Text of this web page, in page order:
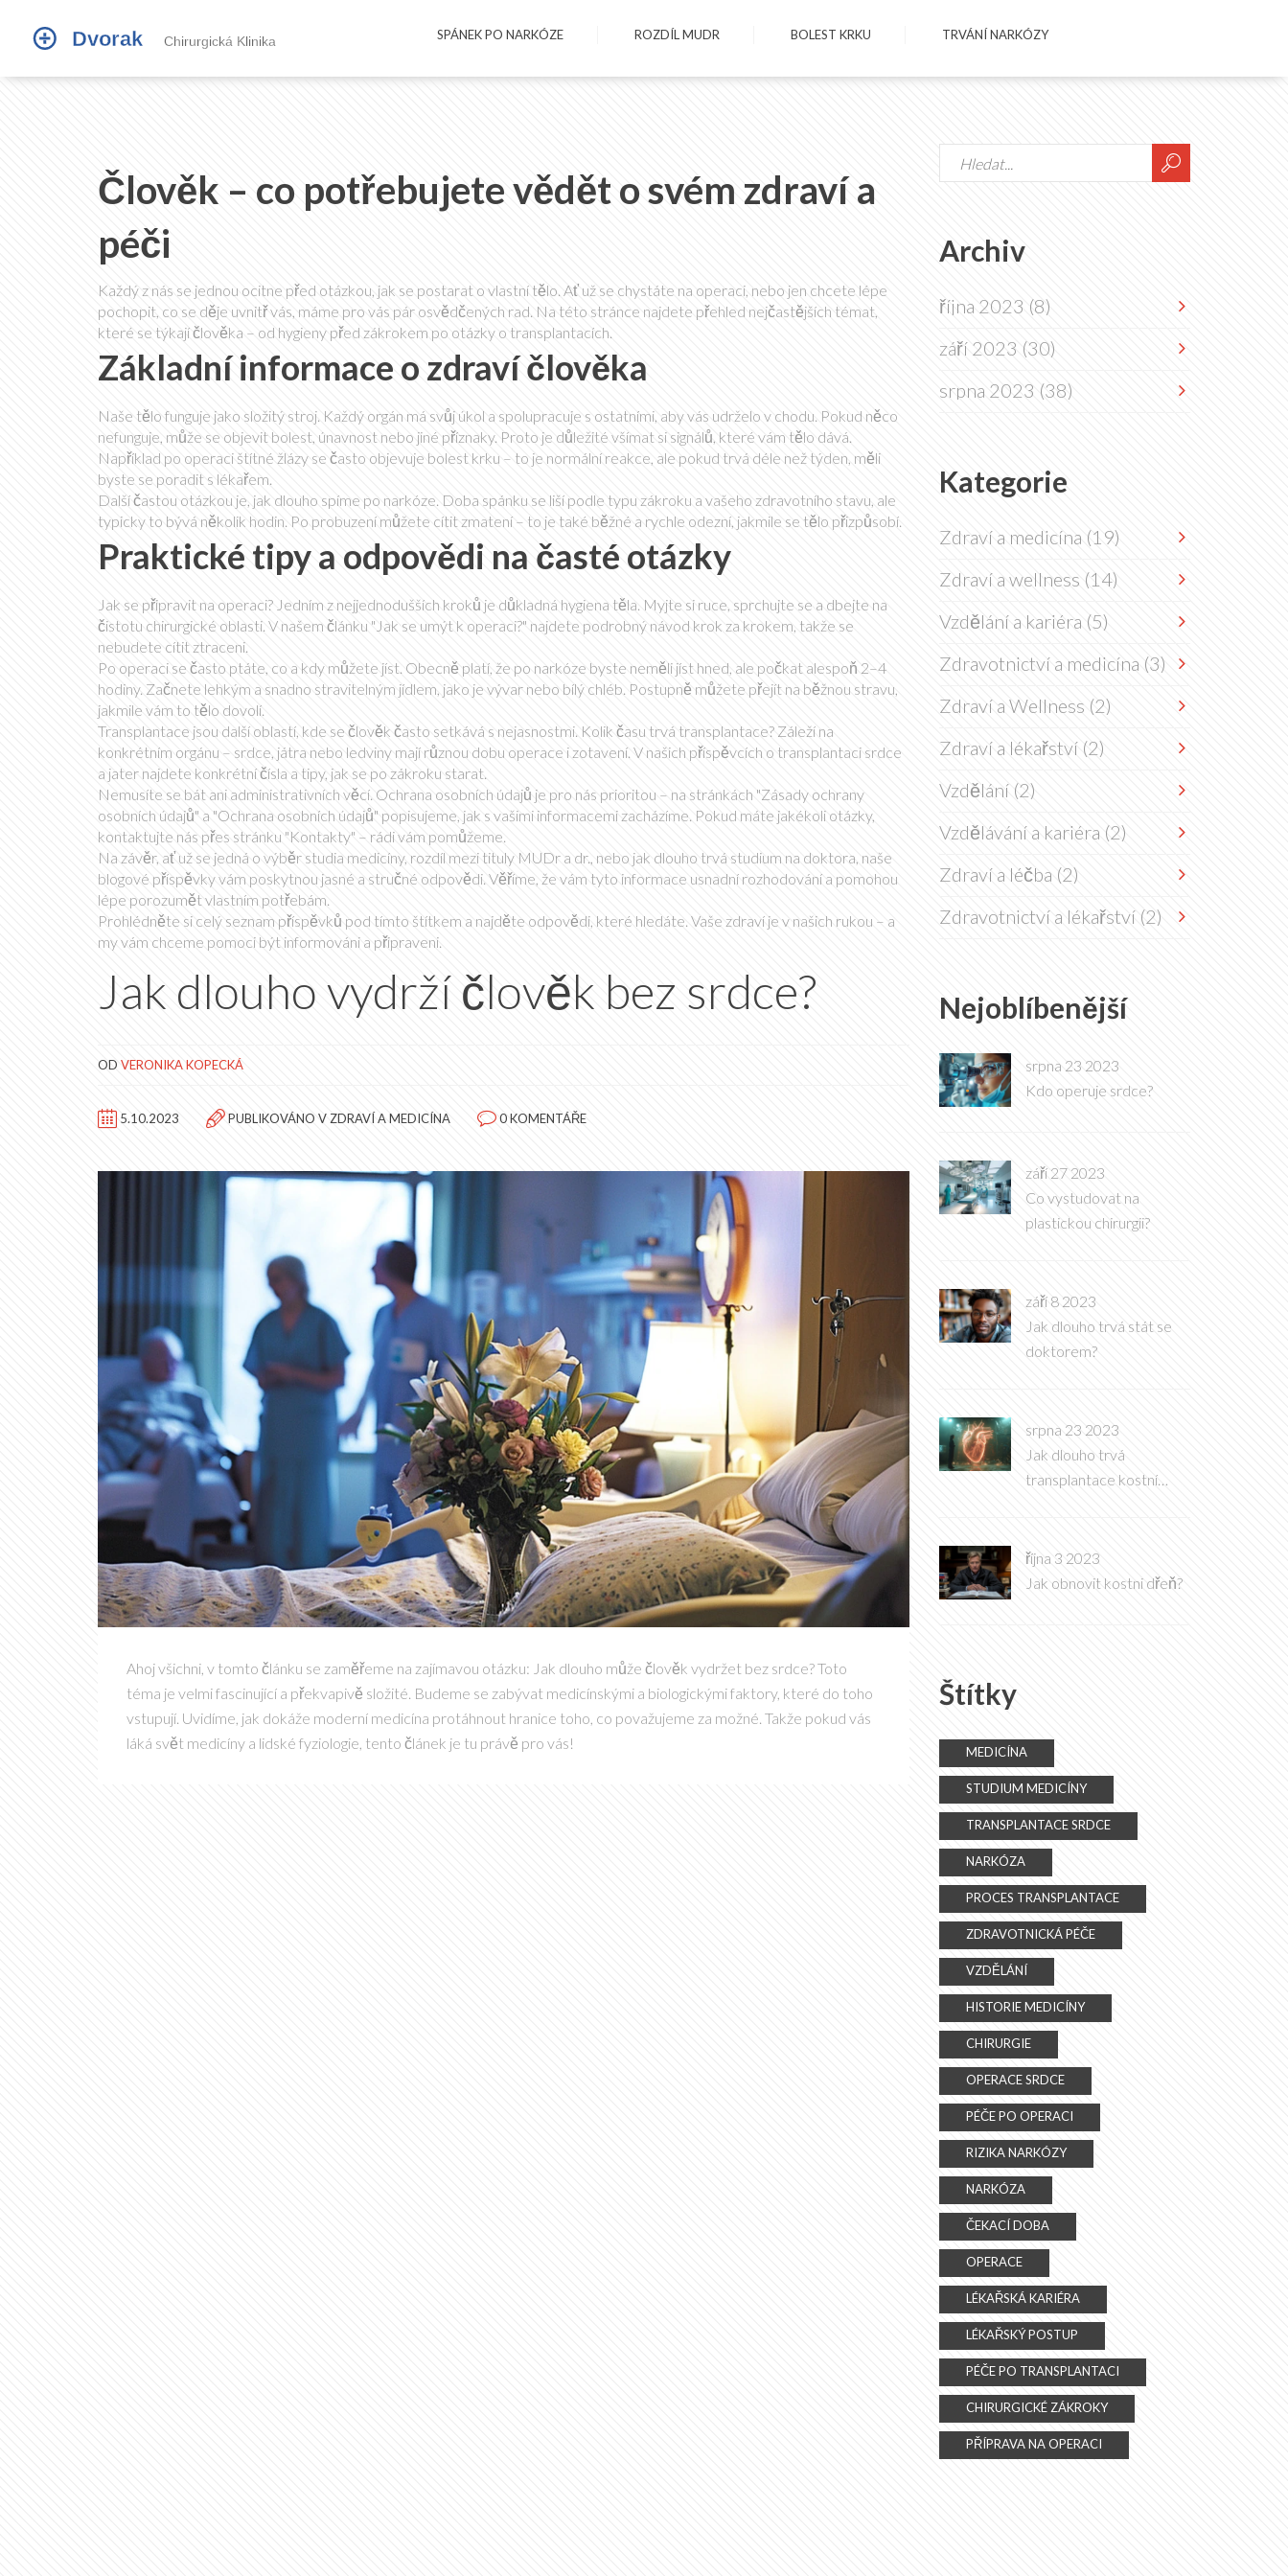
SPÁNEK PO NARKÓZE ROZDÍL MUDR BOLEST KRKU TRVÁNÍ NARKÓZY
Člověk – co potřebujete vědět o svém zdraví a
péči
Každý z nás se jednou ocitne před otázkou, jak se postarat o vlastní tělo. Ať už se chystáte na operaci, nebo jen chcete lépe
pochopit, co se děje uvnitř vás, máme pro vás pár osvědčených rad. Na této stránce najdete přehled nejčastějších témat,
které se týkají člověka – od hygieny před zákrokem po otázky o transplantacích.
Základní informace o zdraví člověka
Naše tělo funguje jako složitý stroj. Každý orgán má svůj úkol a spolupracuje s ostatními, aby vás udrželo v chodu. Pokud něco
nefunguje, může se objevit bolest, únavnost nebo jiné příznaky. Proto je důležité všímat si signálů, které vám tělo dává.
Například po operaci štítné žlázy se často objevuje bolest krku – to je normální reakce, ale pokud trvá déle než týden, měli
byste se poradit s lékařem.
Další častou otázkou je, jak dlouho spíme po narkóze. Doba spánku se liší podle typu zákroku a vašeho zdravotního stavu, ale
typicky to bývá několik hodin. Po probuzení můžete cítit zmatení – to je také běžné a rychle odezní, jakmile se tělo přizpůsobí.
Praktické tipy a odpovědi na časté otázky
Jak se připravit na operaci? Jedním z nejjednodušších kroků je důkladná hygiena těla. Myjte si ruce, sprchujte se a dbejte na
čistotu chirurgické oblasti. V našem článku "Jak se umýt k operaci?" najdete podrobný návod krok za krokem, takže se
nebudete cítit ztraceni.
Po operaci se často ptáte, co a kdy můžete jíst. Obecně platí, že po narkóze byste neměli jíst hned, ale počkat alespoň 2–4
hodiny. Začnete lehkým a snadno stravitelným jídlem, jako je vývar nebo bílý chléb. Postupně můžete přejít na běžnou stravu,
jakmile vám to tělo dovolí.
Transplantace jsou další oblastí, kde se člověk často setkává s nejasnostmi. Kolik času trvá transplantace? Záleží na
konkrétním orgánu – srdce, játra nebo ledviny mají různou dobu operace i zotavení. V našich příspěvcích o transplantaci srdce
a jater najdete konkrétní čísla a tipy, jak se po zákroku starat.
Nemusíte se bát ani administrativních věcí. Ochrana osobních údajů je pro nás prioritou – na stránkách "Zásady ochrany
osobních údajů" a "Ochrana osobních údajů" popisujeme, jak s vašimi informacemi zacházíme. Pokud máte jakékoli otázky,
kontaktujte nás přes stránku "Kontakty" – rádi vám pomůžeme.
Na závěr, ať už se jedná o výběr studia medicíny, rozdíl mezi tituly MUDr a dr., nebo jak dlouho trvá studium na doktora, naše
blogové příspěvky vám poskytnou jasné a stručné odpovědi. Věříme, že vám tyto informace usnadní rozhodování a pomohou
lépe porozumět vlastním potřebám.
Prohlédněte si celý seznam příspěvků pod tímto štítkem a najděte odpovědi, které hledáte. Vaše zdraví je v našich rukou – a
my vám chceme pomoci být informováni a připraveni.
Jak dlouho vydrží člověk bez srdce?
OD VERONIKA KOPECKÁ
5.10.2023 PUBLIKOVÁNO V ZDRAVÍ A MEDICÍNA 0 KOMENTÁŘE
Ahoj všichni, v tomto článku se zaměřeme na zajímavou otázku: Jak dlouho může člověk vydržet bez srdce? Toto
téma je velmi fascinující a překvapivě složité. Budeme se zabývat medicínskými a biologickými faktory, které do toho
vstupují. Uvidíme, jak dokáže moderní medicína protáhnout hranice toho, co považujeme za možné. Takže pokud vás
láká svět medicíny a lidské fyziologie, tento článek je tu právě pro vás!
Archiv
října 2023 (8)
září 2023 (30)
srpna 2023 (38)
Kategorie
Zdraví a medicína (19)
Zdraví a wellness (14)
Vzdělání a kariéra (5)
Zdravotnictví a medicína (3)
Zdraví a Wellness (2)
Zdraví a lékařství (2)
Vzdělání (2)
Vzdělávání a kariéra (2)
Zdraví a léčba (2)
Zdravotnictví a lékařství (2)
Nejoblíbenější
srpna 23 2023
Kdo operuje srdce?
září 27 2023
Co vystudovat na
plastickou chirurgii?
září 8 2023
Jak dlouho trvá stát se
doktorem?
srpna 23 2023
Jak dlouho trvá
transplantace kostní
října 3 2023
Jak obnovit kostni dřeň?
Štítky
MEDICÍNA
STUDIUM MEDICÍNY
TRANSPLANTACE SRDCE
NARKÓZA
PROCES TRANSPLANTACE
ZDRAVOTNICKÁ PÉČE
VZDĚLÁNÍ
HISTORIE MEDICÍNY
CHIRURGIE
OPERACE SRDCE
PÉČE PO OPERACI
RIZIKA NARKÓZY
NARKÓZA
ČEKACÍ DOBA
OPERACE
LÉKAŘSKÁ KARIÉRA
LÉKAŘSKÝ POSTUP
PÉČE PO TRANSPLANTACI
CHIRURGICKÉ ZÁKROKY
PŘÍPRAVA NA OPERACI